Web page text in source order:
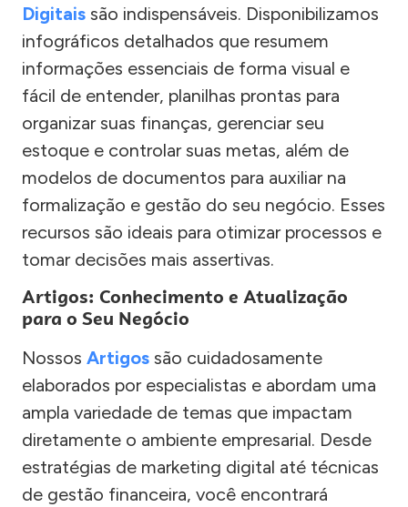
Digitais são indispensáveis. Disponibilizamos
infográficos detalhados que resumem
informações essenciais de forma visual e
fácil de entender, planilhas prontas para
organizar suas finanças, gerenciar seu
estoque e controlar suas metas, além de
modelos de documentos para auxiliar na
formalização e gestão do seu negócio. Esses
recursos são ideais para otimizar processos e
tomar decisões mais assertivas.
Artigos: Conhecimento e Atualização
para o Seu Negócio
Nossos Artigos são cuidadosamente
elaborados por especialistas e abordam uma
ampla variedade de temas que impactam
diretamente o ambiente empresarial. Desde
estratégias de marketing digital até técnicas
de gestão financeira, você encontrará